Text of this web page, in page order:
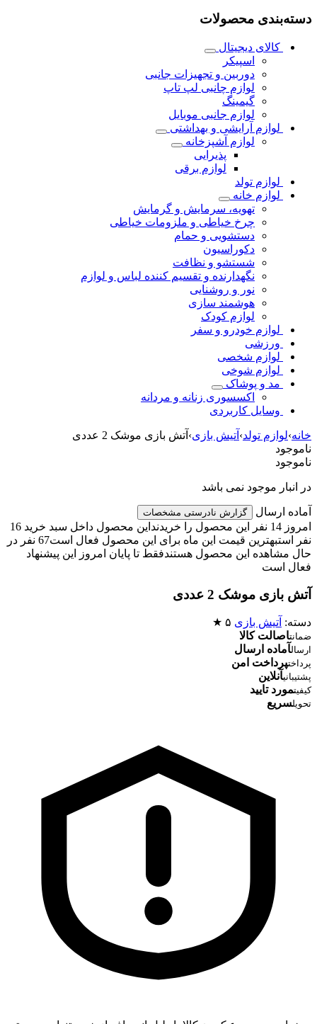
دسته‌بندی محصولات
کالای دیجیتال
اسپیکر
دوربین و تجهیزات جانبی
لوازم چانبی لپ تاپ
گیمینگ
لوازم جانبی موبایل
لوازم آرایشی و بهداشتی
لوازم آشپزخانه
پذیرایی
لوازم برقی
لوازم تولد
لوازم خانه
تهویه، سرمایش و گرمایش
چرخ خیاطی و ملزومات خیاطی
دستشویی و حمام
دکوراسیون
شستشو و نظافت
نگهدارنده و تقسیم کننده لباس و لوازم
نور و روشنایی
هوشمند سازی
لوازم کودک
لوازم خودرو و سفر
ورزشی
لوازم شخصی
لوازم شوخی
مد و پوشاک
اکسسوری زنانه و مردانه
وسایل کاربردی
خانه›لوازم تولد› آتیش بازی› آتش بازی موشک 2 عددی
ناموجود
ناموجود
در انبار موجود نمی باشد
آماده ارسال گزارش نادرستی مشخصات
امروز 14 نفر این محصول را خریدند
این محصول داخل سبد خرید 16
نفر استبهترین قیمت این ماه برای این محصول فعال است
67 نفر در
حال مشاهده این محصول هستندفقط تا پایان امروز این پیشنهاد
فعال است
آتش بازی موشک 2 عددی
دسته: آتیش بازی ۵ ★
ضمانتاصالت کالا
ارسالآماده ارسال
پرداختپرداخت امن
پشتیبانیآنلاین
کیفیتمورد تایید
تحویلسریع